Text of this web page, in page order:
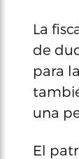
La
de
para
una
El